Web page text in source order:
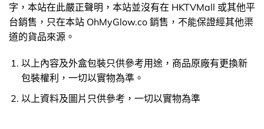
字，本站在此嚴正聲明，本站並沒有在 HKTVMall 或其他平
台銷售，只在本站 OhMyGlow.co 銷售，不能保證經其他渠
道的貨品來源。
以上內容及外盒包裝只供參考用途，商品原廠有更換新
包裝權利，一切以實物為準。
以上資料及圖片只供參考，一切以實物為準